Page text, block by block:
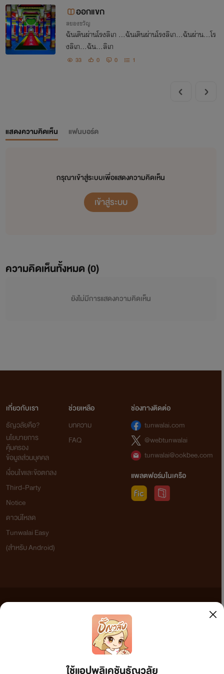
ออกแขก
สยองขวัญ
ฉันเดินผ่านโรงลิเก ...ฉันเดินผ่านโรงลิเก...ฉันผ่าน...โร
งลิเก...ฉัน...ลิเก
33 0 0 1
แสดงความคิดเห็น แฟนบอร์ด
กรุณาเข้าสู่ระบบเพื่อแสดงความคิดเห็น
เข้าสู่ระบบ
ความคิดเห็นทั้งหมด (0)
ยังไม่มีการแสดงความคิดเห็น
ใช้แอปพลิเคชันธัญวลัย
เกี่ยวกับเรา
ธัญวลัยคือ?
นโยบายการ
คุ้มครอง
ข้อมูลส่วนบุคคล
เงื่อนไขและข้อตกลง
Third-Party
Notice
ดาวน์โหลด
Tunwalai Easy
(สำหรับ Android)
ช่วยเหลือ
บทความ
FAQ
ช่องทางติดต่อ
tunwalai.com
@webtunwalai
tunwalai@ookbee.com
แพลตฟอร์มในเครือ
เว็บไซต์แห่งนี้ไม่ได้เห็นด้วยและไม่ขอรับผิดชอบต่อข้อความใดๆ ทั้งสิ้น ดังนั้นผู้อ่านทุกท่านโปรดใช้
วิจารณญาณในการกลั่นกรองด้วยตนเอง และหากท่านพบข้อความใดๆ ที่ขัดต่อกฎหมายและศีลธรรม
กรุณาแจ้งมาที่ tunwalai@ookbee.com เพื่อทีมงานจะได้ดำเนินการในทันที ทั้งนี้ ทางเว็บไซต์ขอสงวน
ลิขสิทธิ์ตามพระราชบัญญัติลิขสิทธิ์ (ฉบับเพิ่มเติม) พ.ศ.2558